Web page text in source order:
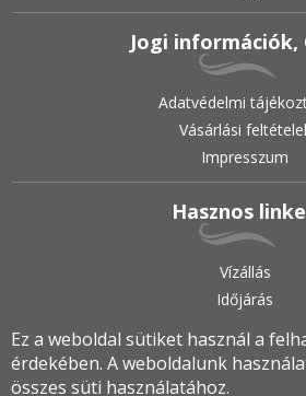
Jogi információk,
Adatvédelmi
Vásárlási
Impresszum
Hasznos
Vízállás
Időjárás
2019.•© halfanatik.hu•Minden
Ez a weboldal sütiket használ a
érdekében. A weboldalunk
összes süti használatához.